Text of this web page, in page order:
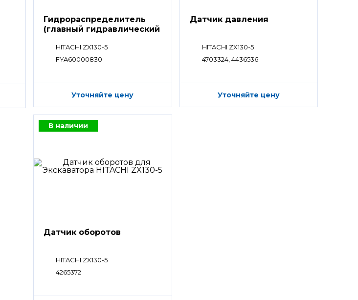
Гидрораспределитель
(главный гидравлический
HITACHI ZX130-5
FYA60000830
Уточняйте цену
Датчик давления
HITACHI ZX130-5
4703324, 4436536
Уточняйте цену
В наличии
Датчик оборотов
HITACHI ZX130-5
4265372